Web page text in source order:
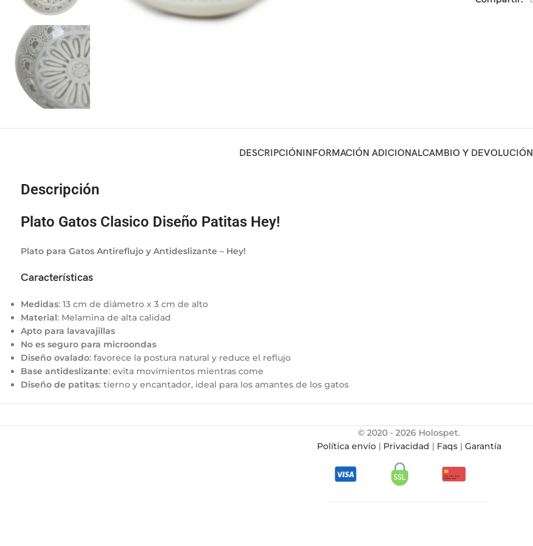
DESCRIPCIÓNINFORMACIÓN ADICIONALCAMBIO Y DEVOLUCIÓN
Descripción
Plato Gatos Clasico Diseño Patitas Hey!
Plato para Gatos Antireflujo y Antideslizante – Hey!
Características
Medidas: 13 cm de diámetro x 3 cm de alto
Material: Melamina de alta calidad
Apto para lavavajillas
No es seguro para microondas
Diseño ovalado: favorece la postura natural y reduce el reflujo
Base antideslizante: evita movimientos mientras come
Diseño de patitas: tierno y encantador, ideal para los amantes de los gatos
© 2020 - 2026 Holospet.
Política envío| Privacidad | Faqs| Garantía